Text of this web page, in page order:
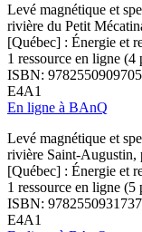
Levé magnétique et
rivière du Petit
[Québec] : Énergie et
1 ressource en ligne (4
ISBN: 9782550909705
E4A1
En ligne à BAnQ
Levé magnétique et
rivière Saint-Augustin,
[Québec] : Énergie et
1 ressource en ligne (5
ISBN: 9782550931737
E4A1